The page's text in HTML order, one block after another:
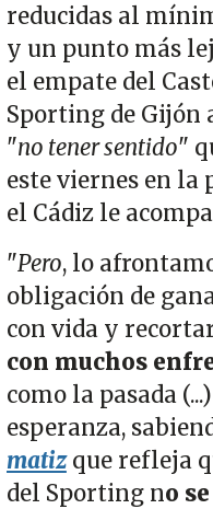
reducidas al
y un punto más
el empate del
Sporting de Gijón
"no tener sentido"
este viernes en la
el Cádiz le
"Pero, lo
obligación de
con vida y
con muchos
como la pasada
esperanza,
matizque refleja
del Sporting no